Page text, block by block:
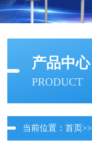
产品中心
PRODUCT
当前位置： 首页>>